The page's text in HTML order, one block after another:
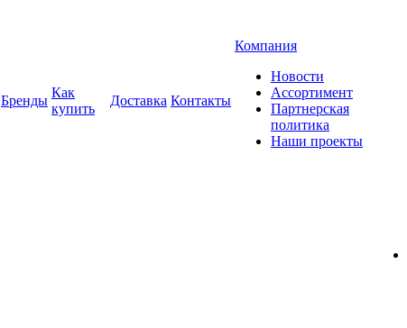
Бренды
Как
купить
Доставка Контакты
Компания
Новости
Ассортимент
Партнерская
политика
Наши проекты